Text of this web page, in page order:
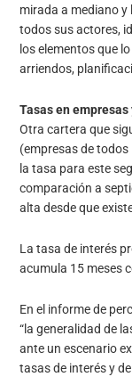
mirada a mediano
todos sus actores,
los elementos que
arriendos,
Tasas en
Otra cartera que
(empresas de
la tasa para este
comparación a
alta desde que
La tasa de interés
acumula 15 meses
En el informe de
“la generalidad de
ante un escenario
tasas de interés y